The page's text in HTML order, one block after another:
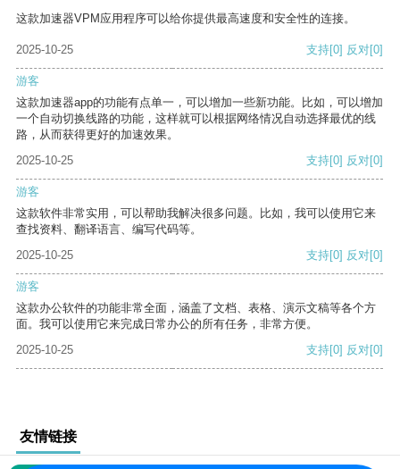
这款加速器VPM应用程序可以给你提供最高速度和安全性的连接。
2025-10-25 支持[0] 反对[0]
游客
这款加速器app的功能有点单一，可以增加一些新功能。比如，可以增加
一个自动切换线路的功能，这样就可以根据网络情况自动选择最优的线
路，从而获得更好的加速效果。
2025-10-25
支持[0] 反对[0]
游客
这款软件非常实用，可以帮助我解决很多问题。比如，我可以使用它来
查找资料、翻译语言、编写代码等。
2025-10-25
支持[0] 反对[0]
游客
这款办公软件的功能非常全面，涵盖了文档、表格、演示文稿等各个方
面。我可以使用它来完成日常办公的所有任务，非常方便。
2025-10-25
支持[0] 反对[0]
友情链接